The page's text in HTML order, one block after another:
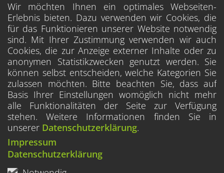
Wir möchten Ihnen ein optimales Webseiten-
Erlebnis bieten. Dazu verwenden wir Cookies, die
für das Funktionieren unserer Website notwendig
sind. Mit Ihrer Zustimmung verwenden wir auch
Cookies, die zur Anzeige externer Inhalte oder zu
anonymen Statistikzwecken genutzt werden. Sie
können selbst entscheiden, welche Kategorien Sie
zulassen möchten. Bitte beachten Sie, dass auf
Basis Ihrer Einstellungen womöglich nicht mehr
alle Funktionalitäten der Seite zur Verfügung
stehen. Weitere Informationen finden Sie in
unserer Datenschutzerklärung.
Impressum
Datenschutzerklärung